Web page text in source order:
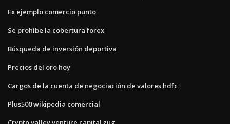
Fx ejemplo comercio punto
Se prohíbe la cobertura forex
Búsqueda de inversión deportiva
Precios del oro hoy
Cargos de la cuenta de negociación de valores hdfc
Plus500 wikipedia comercial